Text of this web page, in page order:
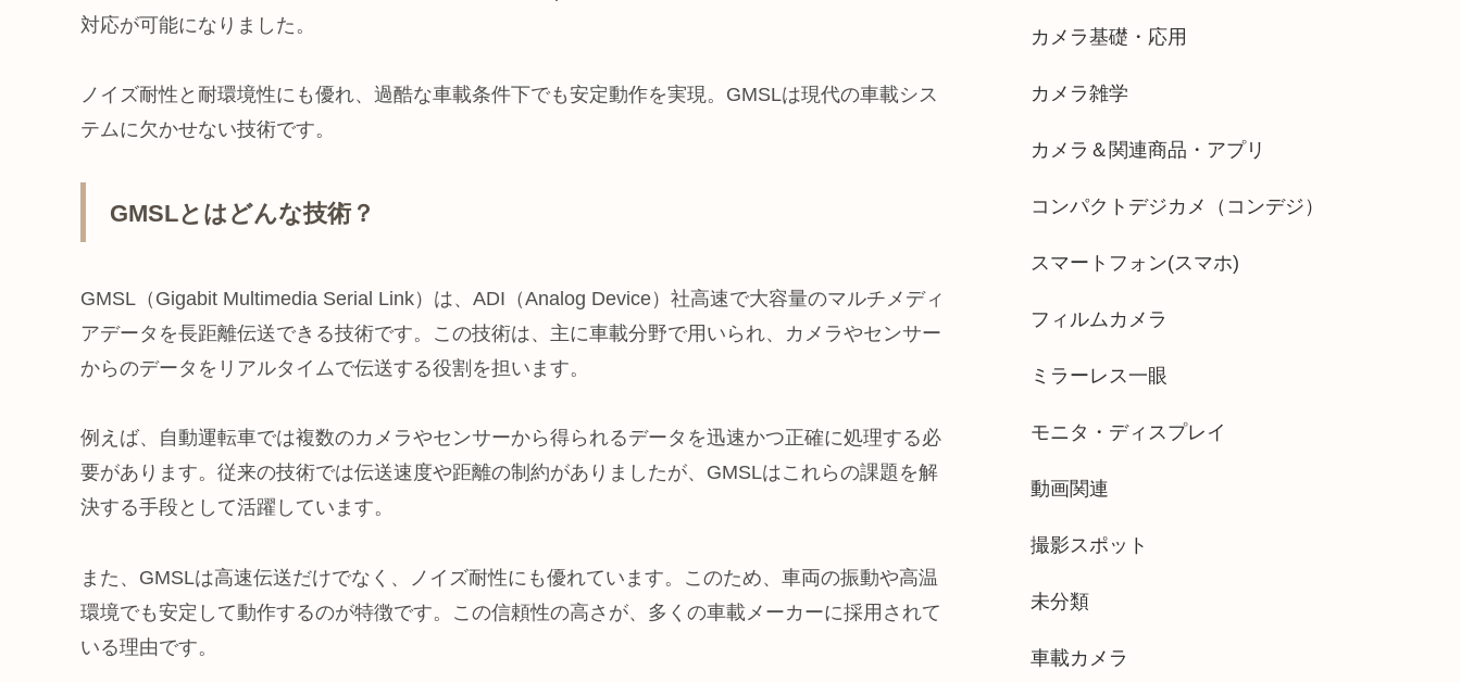
対応が可能になりました。
ノイズ耐性と耐環境性にも優れ、過酷な車載条件下でも安定動作を実現。GMSLは現代の車載シス
テムに欠かせない技術です。
GMSLとはどんな技術？
GMSL（Gigabit Multimedia Serial Link）は、ADI（Analog Device）社高速で大容量のマルチメディ
アデータを長距離伝送できる技術です。この技術は、主に車載分野で用いられ、カメラやセンサー
からのデータをリアルタイムで伝送する役割を担います。
例えば、自動運転車では複数のカメラやセンサーから得られるデータを迅速かつ正確に処理する必
要があります。従来の技術では伝送速度や距離の制約がありましたが、GMSLはこれらの課題を解
決する手段として活躍しています。
また、GMSLは高速伝送だけでなく、ノイズ耐性にも優れています。このため、車両の振動や高温
環境でも安定して動作するのが特徴です。この信頼性の高さが、多くの車載メーカーに採用されて
いる理由です。
カメラ基礎・応用
カメラ雑学
カメラ＆関連商品・アプリ
コンパクトデジカメ（コンデジ）
スマートフォン(スマホ)
フィルムカメラ
ミラーレス一眼
モニタ・ディスプレイ
動画関連
撮影スポット
未分類
車載カメラ